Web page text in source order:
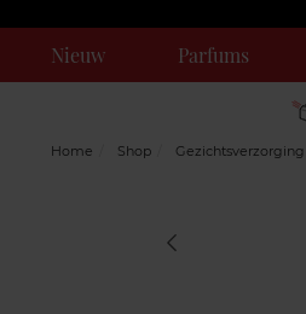
Nieuw Parfums
Home Shop Gezichtsverzorging